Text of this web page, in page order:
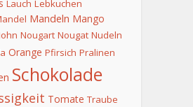
Lauch Lebkuchen
Mandeln Mango
Nougart Nougat Nudeln
Orange Pfirsich Pralinen
Schokolade
Tomate Traube